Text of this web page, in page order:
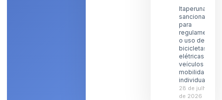
Itaperuna
sanciona lei
para
regulamentar
o uso de
bicicletas
elétricas e
veículos de
mobilidade
individual
28 de julho
de 2026